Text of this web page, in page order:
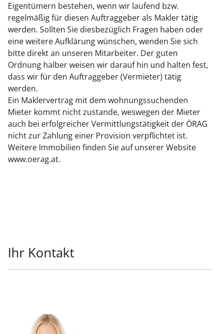
Eigentümern bestehen, wenn wir laufend bzw.
regelmäßig für diesen Auftraggeber als Makler tätig
werden. Sollten Sie diesbezüglich Fragen haben oder
eine weitere Aufklärung wünschen, wenden Sie sich
bitte direkt an unseren Mitarbeiter. Der guten
Ordnung halber weisen wir darauf hin und halten fest,
dass wir für den Auftraggeber (Vermieter) tätig
werden.
Ein Maklervertrag mit dem wohnungssuchenden
Mieter kommt nicht zustande, weswegen der Mieter
auch bei erfolgreicher Vermittlungstätigkeit der ÖRAG
nicht zur Zahlung einer Provision verpflichtet ist.
Weitere Immobilien finden Sie auf unserer Website
www.oerag.at.
Ihr Kontakt